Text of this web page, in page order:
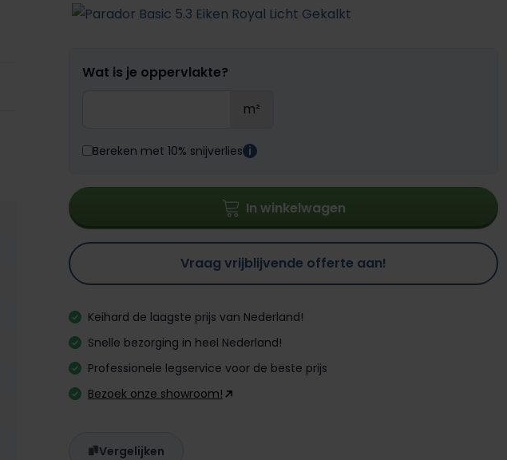
Wat is je oppervlakte?
m²
Bereken met 10% snijverlies i
In winkelwagen
Vraag vrijblijvende offerte aan!
Keihard de laagste prijs van Nederland!
Snelle bezorging in heel Nederland!
Professionele legservice voor de beste prijs
Bezoek onze showroom!
Vergelijken